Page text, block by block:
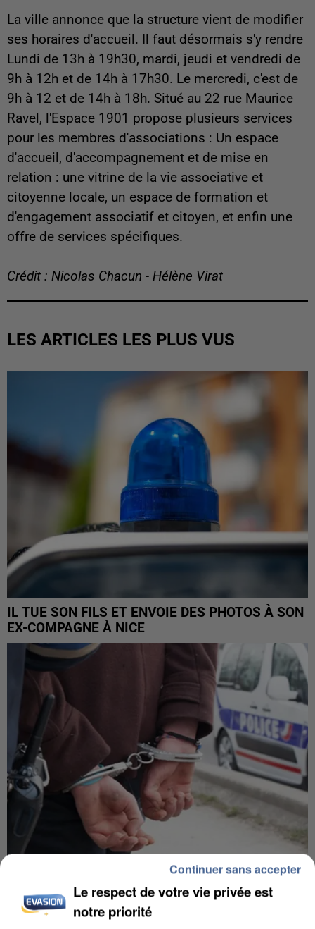
La ville annonce que la structure vient de modifier
ses horaires d'accueil. Il faut désormais s'y rendre
Lundi de 13h à 19h30, mardi, jeudi et vendredi de
9h à 12h et de 14h à 17h30. Le mercredi, c'est de
9h à 12 et de 14h à 18h. Situé au 22 rue Maurice
Ravel, l'Espace 1901 propose plusieurs services
pour les membres d'associations : Un espace
d'accueil, d'accompagnement et de mise en
relation : une vitrine de la vie associative et
citoyenne locale, un espace de formation et
d'engagement associatif et citoyen, et enfin une
offre de services spécifiques.
Crédit : Nicolas Chacun - Hélène Virat
LES ARTICLES LES PLUS VUS
IL TUE SON FILS ET ENVOIE DES PHOTOS À SON
EX-COMPAGNE À NICE
L’UN DES FONDATEURS SUPPOSÉS DE LA DZ
MAFIA INTERPELLÉ EN ALGÉRIE
Le respect de votre vie privée est
notre priorité
Continuer sans accepter